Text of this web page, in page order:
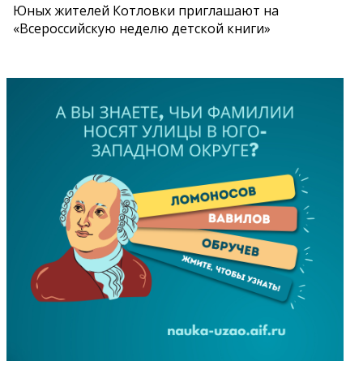
Юных жителей Котловки приглашают на
«Всероссийскую неделю детской книги»